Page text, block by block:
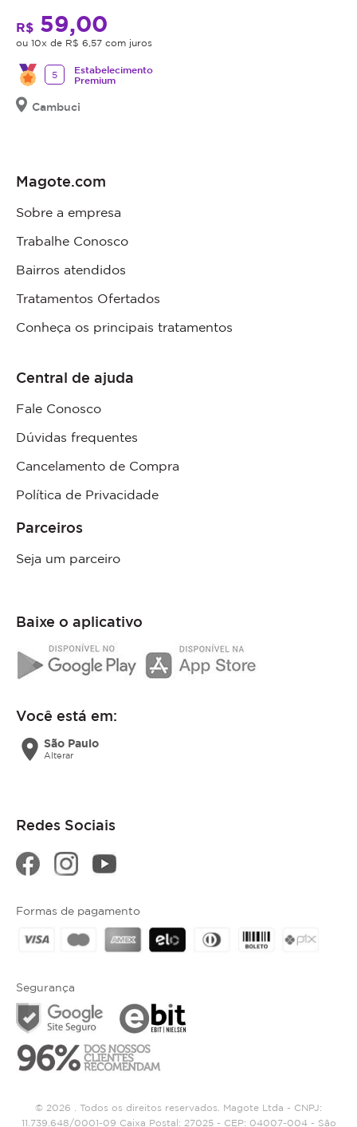
R$ 59,00
ou 10x de R$ 6,57 com juros
5
Estabelecimento
Premium
Cambuci
Magote.com
Sobre a empresa
Trabalhe Conosco
Bairros atendidos
Tratamentos Ofertados
Conheça os principais tratamentos
Central de ajuda
Fale Conosco
Dúvidas frequentes
Cancelamento de Compra
Política de Privacidade
Parceiros
Seja um parceiro
Baixe o aplicativo
Você está em:
location_on São Paulo
Alterar
Redes Sociais
Segurança
Formas de pagamento
© 2026 . Todos os direitos reservados. Magote Ltda - CNPJ:
11.739.648/0001-09 Caixa Postal: 27025 - CEP: 04007-004 - São